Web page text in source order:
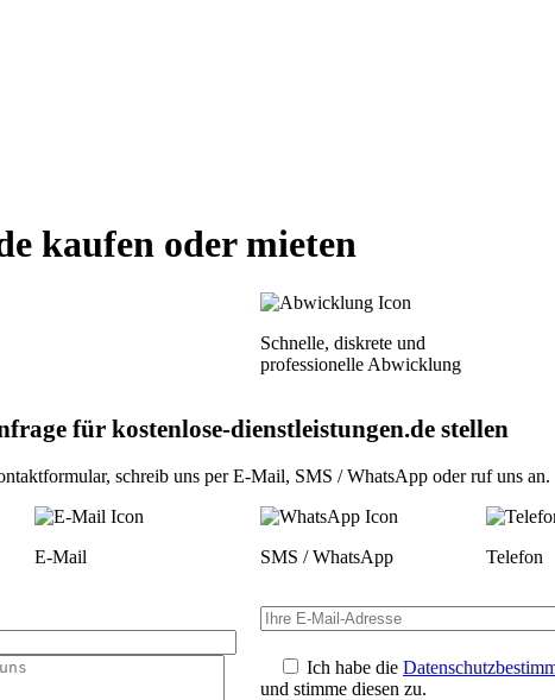
kaufen oder mieten
Schnelle, diskrete und
professionelle Abwicklung
für kostenlose-dienstleistungen.de stellen
, schreib uns perE-Mail, SMS / WhatsApp oderruf uns an.
E-Mail SMS / WhatsApp Telefon
Ich habe die
und stimme diesen zu.